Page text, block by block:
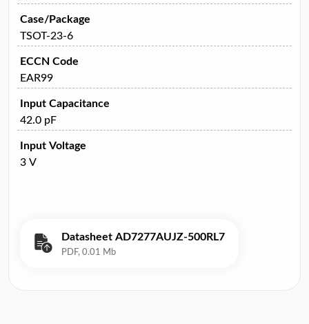
Case/Package
TSOT-23-6
ECCN Code
EAR99
Input Capacitance
42.0 pF
Input Voltage
3 V
Datasheet AD7277AUJZ-500RL7